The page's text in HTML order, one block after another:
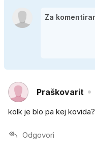
Praškovarit
kolk je blo pa kej kovida?
Odgovori